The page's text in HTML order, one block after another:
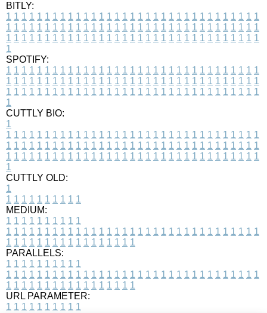
BITLY:
1 1 1 1 1 1 1 1 1 1 1 1 1 1 1 1 1 1 1 1 1 1 1 1 1 1 1 1 1 1 1 1 1
1 1 1 1 1 1 1 1 1 1 1 1 1 1 1 1 1 1 1 1 1 1 1 1 1 1 1 1 1 1 1 1 1
1 1 1 1 1 1 1 1 1 1 1 1 1 1 1 1 1 1 1 1 1 1 1 1 1 1 1 1 1 1 1 1 1
1
SPOTIFY:
1 1 1 1 1 1 1 1 1 1 1 1 1 1 1 1 1 1 1 1 1 1 1 1 1 1 1 1 1 1 1 1 1
1 1 1 1 1 1 1 1 1 1 1 1 1 1 1 1 1 1 1 1 1 1 1 1 1 1 1 1 1 1 1 1 1
1 1 1 1 1 1 1 1 1 1 1 1 1 1 1 1 1 1 1 1 1 1 1 1 1 1 1 1 1 1 1 1 1
1
CUTTLY BIO:
1
1 1 1 1 1 1 1 1 1 1 1 1 1 1 1 1 1 1 1 1 1 1 1 1 1 1 1 1 1 1 1 1 1
1 1 1 1 1 1 1 1 1 1 1 1 1 1 1 1 1 1 1 1 1 1 1 1 1 1 1 1 1 1 1 1 1
1 1 1 1 1 1 1 1 1 1 1 1 1 1 1 1 1 1 1 1 1 1 1 1 1 1 1 1 1 1 1 1 1
1
CUTTLY OLD:
1
1 1 1 1 1 1 1 1 1 1
MEDIUM:
1 1 1 1 1 1 1 1 1 1
1 1 1 1 1 1 1 1 1 1 1 1 1 1 1 1 1 1 1 1 1 1 1 1 1 1 1 1 1 1 1 1 1
1 1 1 1 1 1 1 1 1 1 1 1 1 1 1 1 1
PARALLELS:
1 1 1 1 1 1 1 1 1 1
1 1 1 1 1 1 1 1 1 1 1 1 1 1 1 1 1 1 1 1 1 1 1 1 1 1 1 1 1 1 1 1 1
1 1 1 1 1 1 1 1 1 1 1 1 1 1 1 1 1
URL PARAMETER:
1 1 1 1 1 1 1 1 1 1